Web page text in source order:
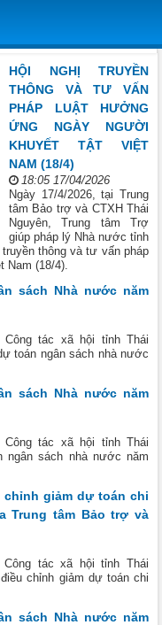
HỘI NGHỊ TRUYỀN
THÔNG VÀ TƯ VẤN
PHÁP LUẬT HƯỞNG
ỨNG NGÀY NGƯỜI
KHUYẾT TẬT VIỆT
NAM (18/4)
18:05 17/04/2026
Ngày 17/4/2026, tại Trung
tâm Bảo trợ và CTXH Thái
Nguyên, Trung tâm Trợ
giúp pháp lý Nhà nước tỉnh
thông và tư vấn pháp
Nam (18/4).
sách Nhà nước năm
Công tác xã hội tỉnh Thái
toán ngân sách nhà nước
sách Nhà nước năm
Công tác xã hội tỉnh Thái
ngân sách nhà nước năm
giảm dự toán chi
Trung tâm Bảo trợ và
Công tác xã hội tỉnh Thái
chỉnh giảm dự toán chi
sách Nhà nước năm